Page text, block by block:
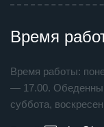
Время
Время работы:
— 17.00.
суббота,